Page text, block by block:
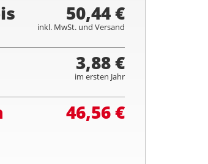
50,44 €
inkl. MwSt. und Versand
3,88 €
im ersten Jahr
46,56 €